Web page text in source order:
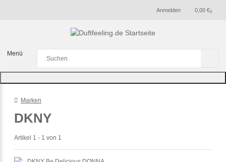
Anmelden 0
0,00 €
Menü
Marken
DKNY
Artikel 1 - 1 von 1